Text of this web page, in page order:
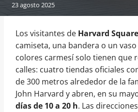
23 agosto 2025
Los visitantes de Harvard Square
camiseta, una bandera o un
colores carmesí solo tienen que
calles: cuatro tiendas oficiales
de 300 metros alrededor de la
John Harvard y abren, en su
días de 10 a 20 h. Las